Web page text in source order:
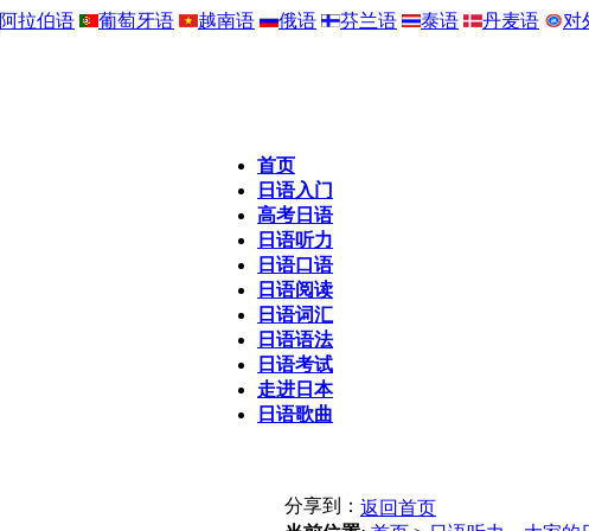
阿拉伯语 葡萄牙语 越南语 俄语 芬兰语 泰语 丹麦语 对
首页
日语入门
高考日语
日语听力
日语口语
日语阅读
日语词汇
日语语法
日语考试
走进日本
日语歌曲
分享到： 返回首页